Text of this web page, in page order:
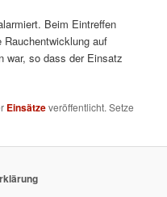
Beim Eintreffen
auf
war, so dass der Einsatz
Einsätzeveröffentlicht. Setze